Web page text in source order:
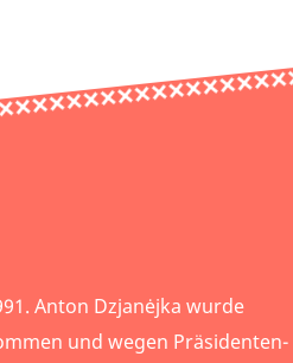
Anton Dzjanėjka wurde
und wegen Präsidenten-